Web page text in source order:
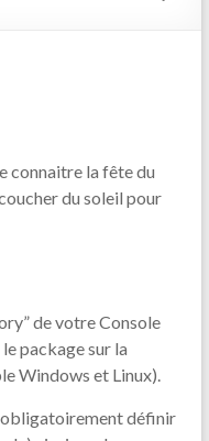
connaitre la fête du
du soleil pour
de votre Console
package sur la
Windows et Linux).
obligatoirement définir